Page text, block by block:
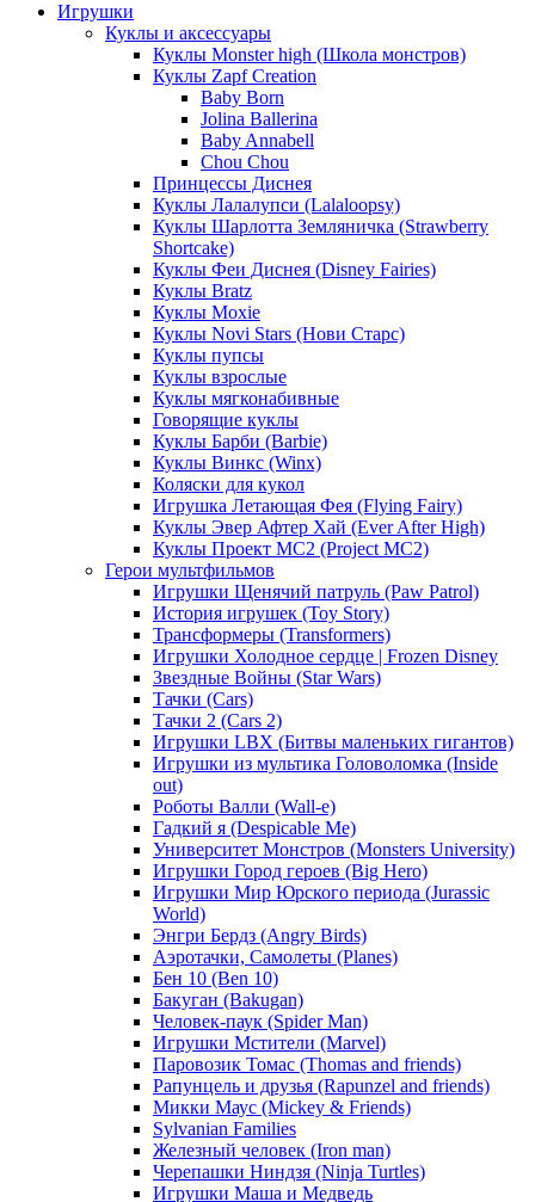
Игрушки
Куклы и аксессуары
Куклы Monster high (Школа монстров)
Куклы Zapf Creation
Baby Born
Jolina Ballerina
Baby Annabell
Chou Chou
Принцессы Диснея
Куклы Лалалупси (Lalaloopsy)
Куклы Шарлотта Земляничка (Strawberry
Shortcake)
Куклы Феи Диснея (Disney Fairies)
Куклы Bratz
Куклы Moxie
Куклы Novi Stars (Нови Старс)
Куклы пупсы
Куклы взрослые
Куклы мягконабивные
Говорящие куклы
Куклы Барби (Barbie)
Куклы Винкс (Winx)
Коляски для кукол
Игрушка Летающая Фея (Flying Fairy)
Куклы Эвер Афтер Хай (Ever After High)
Куклы Проект МС2 (Project MC2)
Герои мультфильмов
Игрушки Щенячий патруль (Paw Patrol)
История игрушек (Toy Story)
Трансформеры (Transformers)
Игрушки Холодное сердце | Frozen Disney
Звездные Войны (Star Wars)
Тачки (Cars)
Тачки 2 (Cars 2)
Игрушки LBX (Битвы маленьких гигантов)
Игрушки из мультика Головоломка (Inside
out)
Роботы Валли (Wall-e)
Гадкий я (Despicable Me)
Университет Монстров (Monsters University)
Игрушки Город героев (Big Hero)
Игрушки Мир Юрского периода (Jurassic
World)
Энгри Бердз (Angry Birds)
Аэротачки, Самолеты (Planes)
Бен 10 (Ben 10)
Бакуган (Bakugan)
Человек-паук (Spider Man)
Игрушки Мстители (Marvel)
Паровозик Томас (Thomas and friends)
Рапунцель и друзья (Rapunzel and friends)
Микки Маус (Mickey & Friends)
Sylvanian Families
Железный человек (Iron man)
Черепашки Ниндзя (Ninja Turtles)
Игрушки Маша и Медведь